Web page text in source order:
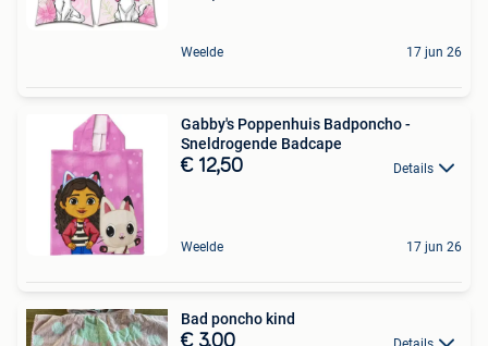
Weelde 17 jun 26
Gabby's Poppenhuis Badponcho -
Sneldrogende Badcape
€ 12,50 Details
Weelde 17 jun 26
Bad poncho kind
€ 3,00